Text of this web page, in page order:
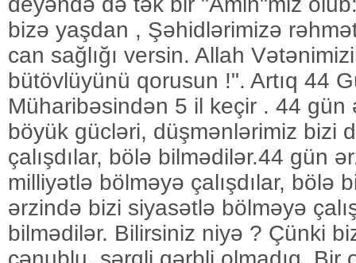
bizə yaşdan , Şəhidlərimizə
can sağlığı versin. Allah
bütövlüyünü qorusun !". Artıq 44
Müharibəsindən 5 il keçir . 44 gün
böyük gücləri, düşmənlərimiz bizi
çalışdılar, bölə bilmədilər.44 gün
milliyətlə bölməyə çalışdılar, bölə
ərzində bizi siyasətlə bölməyə
bilmədilər. Bilirsiniz niyə ? Çünki